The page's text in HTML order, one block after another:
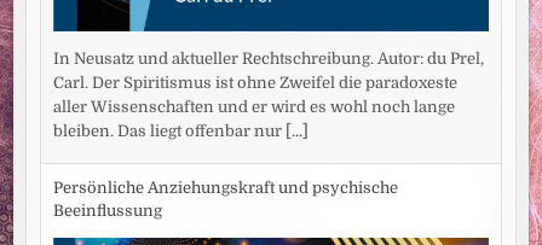
In Neusatz und aktueller Rechtschreibung. Autor: du Prel,
Carl. Der Spiritismus ist ohne Zweifel die paradoxeste
aller Wissenschaften und er wird es wohl noch lange
bleiben. Das liegt offenbar nur [...]
Persönliche Anziehungskraft und psychische
Beeinflussung